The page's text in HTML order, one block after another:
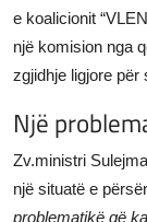
e koalicionit
një komision nga
zgjidhje ligjore për
Një
Zv.ministri
një situatë e
problematikë që